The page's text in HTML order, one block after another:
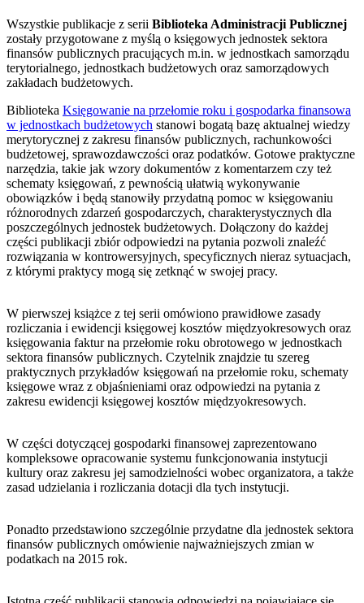
Wszystkie publikacje z serii Biblioteka Administracji Publicznej
zostały przygotowane z myślą o księgowych jednostek sektora
finansów publicznych pracujących m.in. w jednostkach samorządu
terytorialnego, jednostkach budżetowych oraz samorządowych
zakładach budżetowych.
Biblioteka Księgowanie na przełomie roku i gospodarka finansowa
w jednostkach budżetowych stanowi bogatą bazę aktualnej wiedzy
merytorycznej z zakresu finansów publicznych, rachunkowości
budżetowej, sprawozdawczości oraz podatków. Gotowe praktyczne
narzędzia, takie jak wzory dokumentów z komentarzem czy też
schematy księgowań, z pewnością ułatwią wykonywanie
obowiązków i będą stanowiły przydatną pomoc w księgowaniu
różnorodnych zdarzeń gospodarczych, charakterystycznych dla
poszczególnych jednostek budżetowych. Dołączony do każdej
części publikacji zbiór odpowiedzi na pytania pozwoli znaleźć
rozwiązania w kontrowersyjnych, specyficznych nieraz sytuacjach,
z którymi praktycy mogą się zetknąć w swojej pracy.
W pierwszej książce z tej serii omówiono prawidłowe zasady
rozliczania i ewidencji księgowej kosztów międzyokresowych oraz
księgowania faktur na przełomie roku obrotowego w jednostkach
sektora finansów publicznych. Czytelnik znajdzie tu szereg
praktycznych przykładów księgowań na przełomie roku, schematy
księgowe wraz z objaśnieniami oraz odpowiedzi na pytania z
zakresu ewidencji księgowej kosztów międzyokresowych.
W części dotyczącej gospodarki finansowej zaprezentowano
kompleksowe opracowanie systemu funkcjonowania instytucji
kultury oraz zakresu jej samodzielności wobec organizatora, a także
zasad udzielania i rozliczania dotacji dla tych instytucji.
Ponadto przedstawiono szczególnie przydatne dla jednostek sektora
finansów publicznych omówienie najważniejszych zmian w
podatkach na 2015 rok.